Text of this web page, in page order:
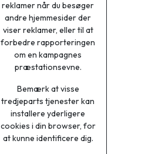
reklamer når du besøger
andre hjemmesider der
viser reklamer, eller til at
forbedre rapporteringen
om en kampagnes
præstationsevne.
Bemærk at visse
tredjeparts tjenester kan
installere yderligere
cookies i din browser, for
at kunne identificere dig.